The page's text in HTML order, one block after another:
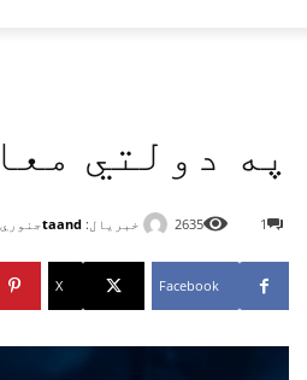
په دولتي
خبریال: taandجنوري 23, 2020 1
2635
Facebook
X